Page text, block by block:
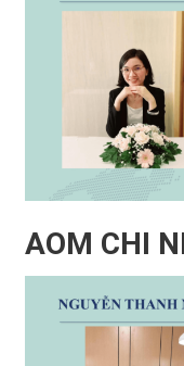
AOM CHI